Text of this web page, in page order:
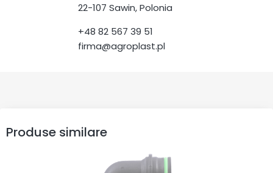
22-107 Sawin, Polonia
+48 82 567 39 51
firma@agroplast.pl
Produse similare